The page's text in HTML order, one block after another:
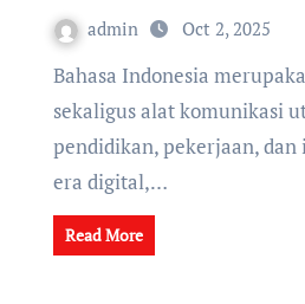
admin Oct 2, 2025
Bahasa Indonesia merupakan identitas bangsa
sekaligus alat komunikasi
pendidikan, pekerjaan, dan
era digital,…
Read More